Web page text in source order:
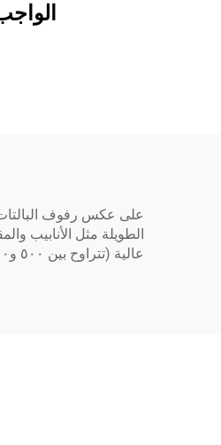
على عكس رفوف البالتات
الطويلة مثل الأنابيب
عالية (تتراوح بين ٥٠٠ و٥٠٠٠ كجم/ذراع)، وطول وارتفاع قابلين للتعديل للأذرع، وتثبيت سهل.